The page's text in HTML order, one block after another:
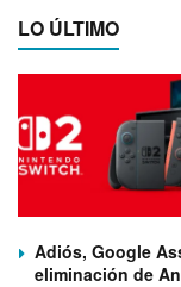
LO ÚLTIMO
Adiós, Google
eliminación de